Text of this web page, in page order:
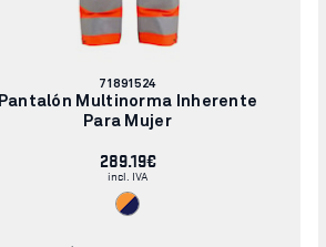
Número
de
artículo:
71891524
Pantalón Multinorma Inherente
Para Mujer
289.19€
incl. IVA